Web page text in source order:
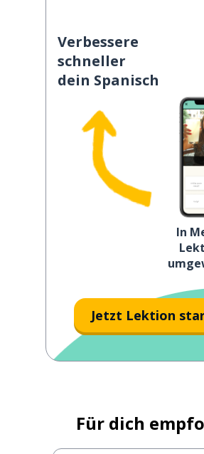
Verbessere
schneller
dein Spanisch
In
Jetzt Lektion
Für dich